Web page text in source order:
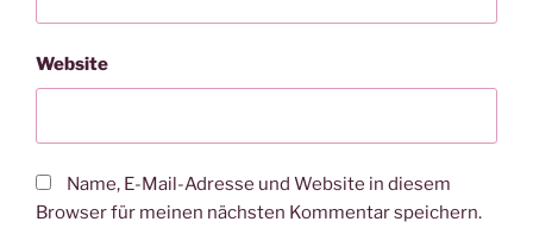
Website
Name, E-Mail-Adresse und Website in diesem
Browser für meinen nächsten Kommentar speichern.